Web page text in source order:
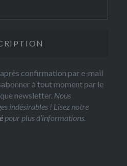
confirmation par e-mail
à tout moment par le
newsletter. Nous
indésirables ! Lisez notre
pour plus d’informations.